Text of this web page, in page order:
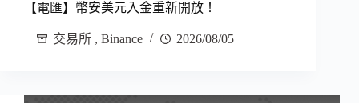
【電匯】幣安美元入金重新開放！
交易所 , Binance 2026/08/05